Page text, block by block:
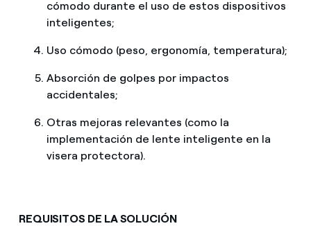
cómodo durante el uso de estos dispositivos
inteligentes;
Uso cómodo (peso, ergonomía, temperatura);
Absorción de golpes por impactos
accidentales;
Otras mejoras relevantes (como la
implementación de lente inteligente en la
visera protectora).
REQUISITOS DE LA SOLUCIÓN